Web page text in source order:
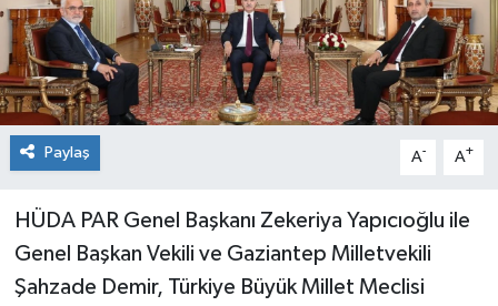
Paylaş A- A+
HÜDA PAR Genel Başkanı Zekeriya Yapıcıoğlu ile
Genel Başkan Vekili ve Gaziantep Milletvekili
Şahzade Demir, Türkiye Büyük Millet Meclisi
İlim & İrfan
Kültür & Sanat
KURDÎ
Sağlık & Yaşam